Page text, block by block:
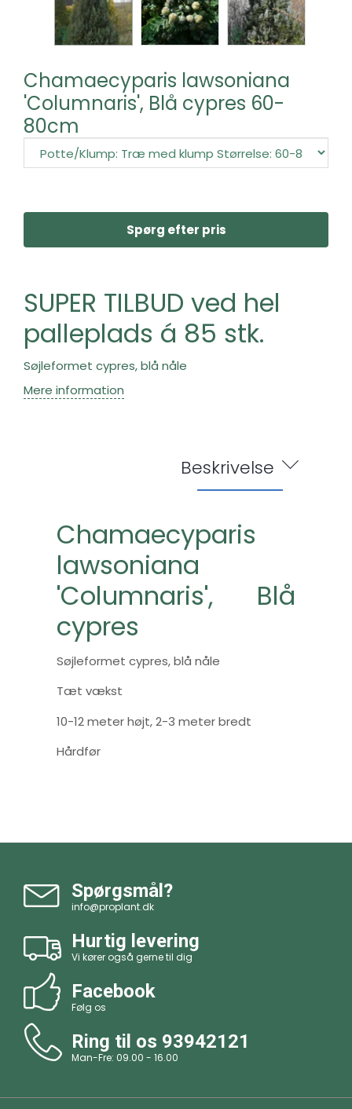
Chamaecyparis lawsoniana
'Columnaris', Blå cypres 60-
80cm
Spørg efter pris
SUPER TILBUD ved hel
palleplads á 85 stk.
Søjleformet cypres, blå nåle
Mere information
Beskrivelse
Chamaecyparis
lawsoniana
'Columnaris', Blå
cypres
Søjleformet cypres, blå nåle
Tæt vækst
10-12 meter højt, 2-3 meter bredt
Hårdfør
Spørgsmål?
info@proplant.dk
Hurtig levering
Vi kører også gerne til dig
Facebook
Følg os
Ring til os 93942121
Man-Fre: 09.00 - 16.00